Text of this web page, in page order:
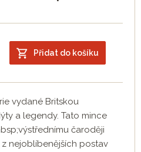
Přidat do košíku
vydané Britskou
a legendy. Tato mince
čaroději
nejoblíbenějších postav